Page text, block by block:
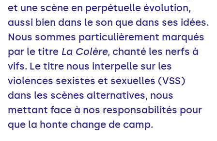
et une scène en perpétuelle évolution,
aussi bien dans le son que dans ses idées.
Nous sommes particulièrement marqués
par le titre La Colère, chanté les nerfs à
vifs. Le titre nous interpelle sur les
violences sexistes et sexuelles (VSS)
dans les scènes alternatives, nous
mettant face à nos responsabilités pour
que la honte change de camp.